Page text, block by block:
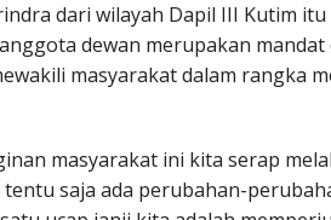
dari wilayah Dapil III Kutim
dewan merupakan
masyarakat dalam rangka
masyarakat ini kita serap
saja ada perubahan-